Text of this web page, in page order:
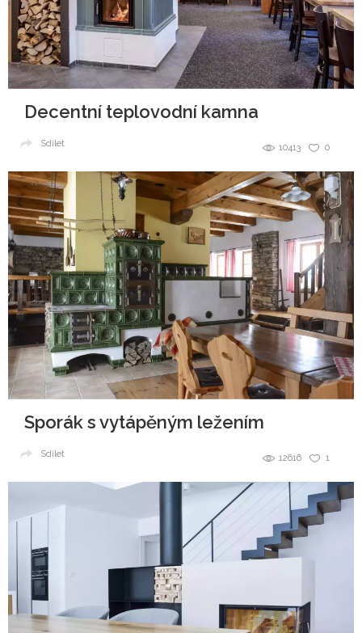
Decentní teplovodní kamna
0
10413
Sdílet
Sporák s vytápěným ležením
1
12616
Sdílet